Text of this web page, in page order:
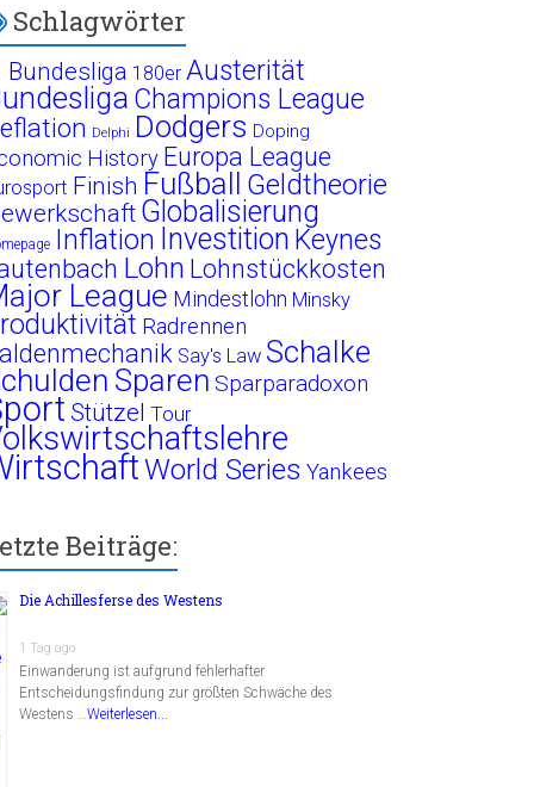
Schlagwörter
Bundesliga 180er Austerität
Champions League
Delphi Dodgers Doping
History Europa League
Finish Fußball Geldtheorie
Globalisierung
Inflation Investition Keynes
Lohn Lohnstückkosten
League Mindestlohn Minsky
Radrennen
Say's Law Schalke
Sparen Sparparadoxon
Stützel Tour
World Series Yankees
Beiträge:
Die Achillesferse des Westens
1 Tag ago
Einwanderung ist aufgrund fehlerhafter
Entscheidungsfindung zur größten Schwäche des
Westens …Weiterlesen...